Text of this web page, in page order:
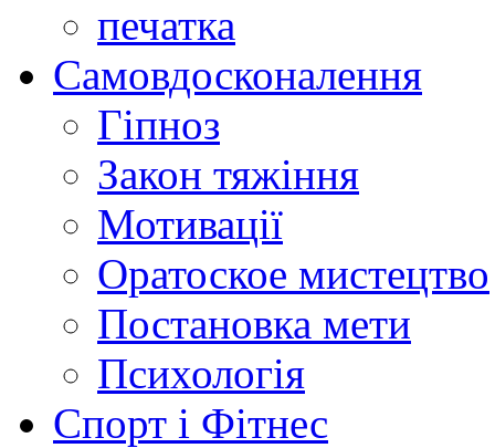
печатка
Самовдосконалення
Гіпноз
Закон тяжіння
Мотивації
Оратоское мистецтво
Постановка мети
Психологія
Спорт і Фітнес